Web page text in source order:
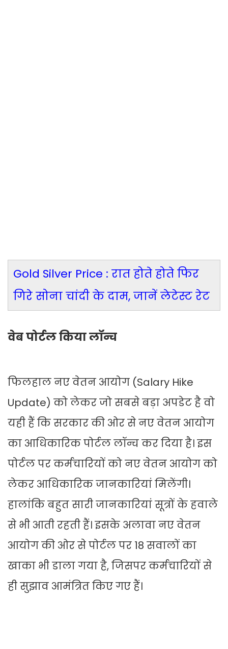
Gold Silver Price : रात होते होते फिर
गिरे सोना चांदी के दाम, जानें लेटेस्ट रेट
वेब पोर्टल किया लॉन्च
फिलहाल नए वेतन आयोग (Salary Hike
Update) को लेकर जो सबसे बड़ा अपडेट है वो
यही हैं कि सरकार की ओर से नए वेतन आयोग
का आधिकारिक पोर्टल लॉन्च कर दिया है। इस
पोर्टल पर कर्मचारियों को नए वेतन आयोग को
लेकर आधिकारिक जानकारियां मिलेंगी।
हालांकि बहुत सारी जानकारियां सूत्रों के हवाले
से भी आती रहती हैं। इसके अलावा नए वेतन
आयोग की ओर से पोर्टल पर 18 सवालों का
खाका भी डाला गया है, जिसपर कर्मचारियों से
ही सुझाव आमंत्रित किए गए हैं।